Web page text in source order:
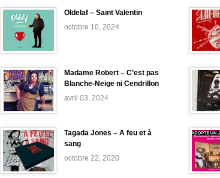
Oldelaf – Saint Valentin
octobre 10, 2024
Madame Robert – C’est pas
Blanche-Neige ni Cendrillon
avril 03, 2024
Tagada Jones – A feu et à
sang
octobre 22, 2020